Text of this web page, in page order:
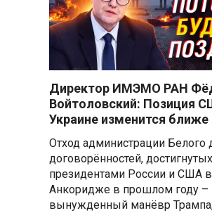
Директор ИМЭМО РАН
Войтоловский: Позиция
Украине изменится ближе
Отход администрации Белого
договорённостей, достигнутых
президентами России и США в
Анкоридже в прошлом году –
вынужденный манёвр